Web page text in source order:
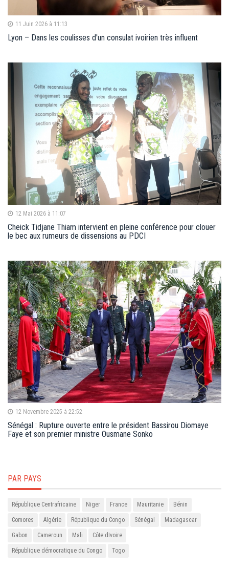
11 Juin 2026 à 11:13
Lyon – Dans les coulisses d'un consulat ivoirien très influent
12 Mai 2026 à 11:07
Cheick Tidjane Thiam intervient en pleine conférence pour clouer
le bec aux rumeurs de dissensions au PDCI
12 Novembre 2025 à 22:52
Sénégal : Rupture ouverte entre le président Bassirou Diomaye
Faye et son premier ministre Ousmane Sonko
PAR PAYS
République Centrafricaine Niger France Mauritanie Bénin
Comores Algérie République du Congo Sénégal Madagascar
Gabon Cameroun Mali Côte dIvoire
République démocratique du Congo Togo